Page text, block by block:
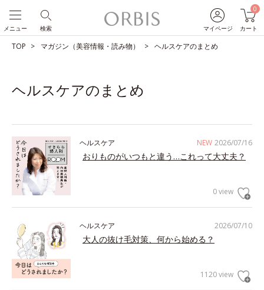
マイページ
0
カート
検索
メニュー
TOP マガジン（美容情報・読み物） ヘルスケアのまとめ
ヘルスケアのまとめ
NEW 2026/07/16
ヘルスケア
おりものがいつもと違う…これって大丈夫？
0 view
2026/07/10
ヘルスケア
大人の抜け毛対策、何から始める？
1120 view